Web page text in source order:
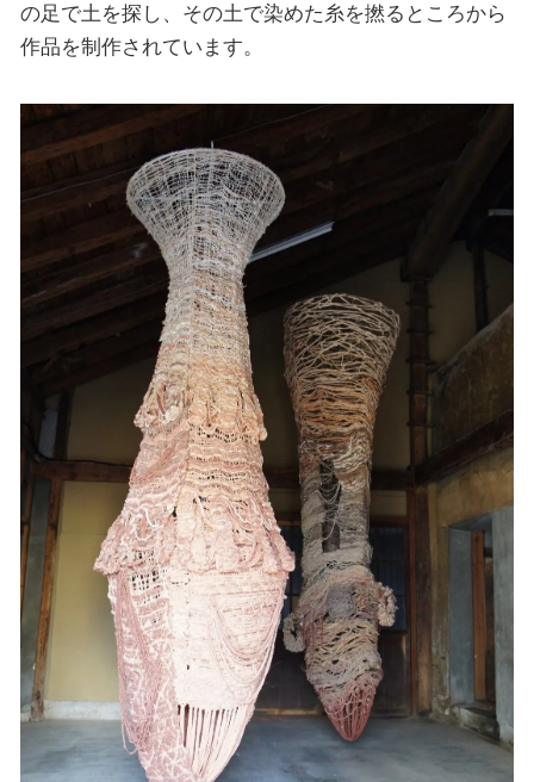
の足で土を探し、その土で染めた糸を撚るところから
作品を制作されています。